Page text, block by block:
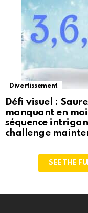
Divertissement
Défi visuel :
manquant en
séquence
challenge
SEE THE